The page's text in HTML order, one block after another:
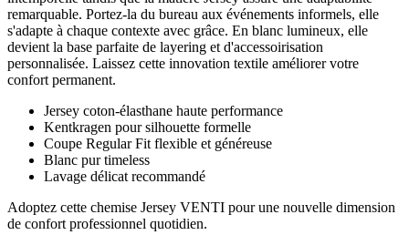
remarquable. Portez-la du bureau aux événements informels, elle
s'adapte à chaque contexte avec grâce. En blanc lumineux, elle
devient la base parfaite de layering et d'accessoirisation
personnalisée. Laissez cette innovation textile améliorer votre
confort permanent.
Jersey coton-élasthane haute performance
Kentkragen pour silhouette formelle
Coupe Regular Fit flexible et généreuse
Blanc pur timeless
Lavage délicat recommandé
Adoptez cette chemise Jersey VENTI pour une nouvelle dimension
de confort professionnel quotidien.